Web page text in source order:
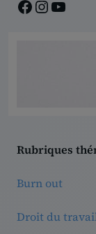
Facebook
Rubriques
Burn out
Droit du